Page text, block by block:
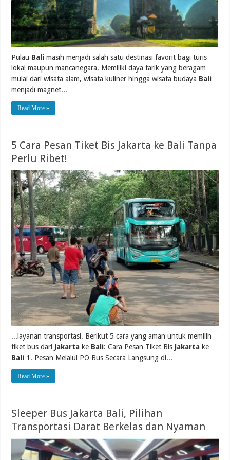
Pulau Bali masih menjadi salah satu destinasi favorit bagi turis
lokal maupun mancanegara. Memiliki daya tarik yang beragam
mulai dari wisata alam, wisata kuliner hingga wisata budaya Bali
menjadi magnet...
Read More »
5 Cara Pesan Tiket Bis Jakarta ke Bali Tanpa
Perlu Ribet!
...layanan transportasi. Berikut 5 cara yang aman untuk memilih
tiket bus dari Jakarta ke Bali: Cara Pesan Tiket Bis Jakarta ke
Bali 1. Pesan Melalui PO Bus Secara Langsung di...
Read More »
Sleeper Bus Jakarta Bali, Pilihan
Transportasi Darat Berkelas dan Nyaman